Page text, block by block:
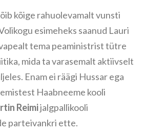
kõige rahuolevamalt vunsti
esimeheks saanud Lauri
tema peaministrist tütre
mida ta varasemalt aktiivselt
Enam ei räägi Hussar ega
Haabneeme kooli
Reimijalgpallikooli
parteivankri ette.